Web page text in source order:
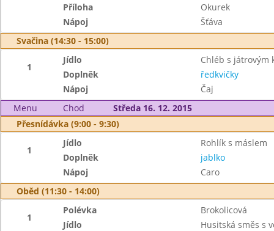
Příloha
Okurek
Nápoj
Šťáva
Svačina (14:30 - 15:00)
1
Jídlo
Chléb s játrovým
Doplněk
ředkvičky
Nápoj
Čaj
Menu
Chod
Středa 16. 12. 2015
Přesnídávka (9:00 - 9:30)
1
Jídlo
Rohlík s máslem
Doplněk
jablko
Nápoj
Caro
Oběd (11:30 - 14:00)
1
Polévka
Brokolicová
Jídlo
Husitská směs s